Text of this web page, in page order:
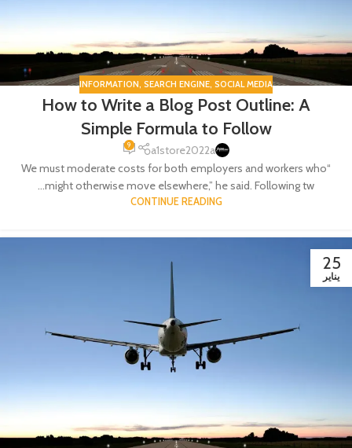
INFORMATION, SEARCH ENGINE, SOCIAL MEDIA
How to Write a Blog Post Outline: A
Simple Formula to Follow
a1store2022a
9
“We must moderate costs for both employers and workers who
might otherwise move elsewhere,” he said. Following tw...
CONTINUE READING
25
يناير